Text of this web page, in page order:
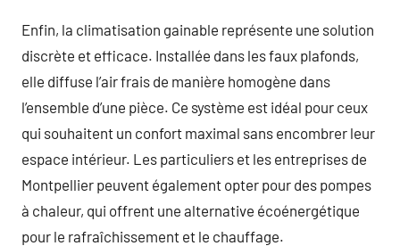
Enfin, la climatisation gainable représente une solution
discrète et efficace. Installée dans les faux plafonds,
elle diffuse l’air frais de manière homogène dans
l’ensemble d’une pièce. Ce système est idéal pour ceux
qui souhaitent un confort maximal sans encombrer leur
espace intérieur. Les particuliers et les entreprises de
Montpellier peuvent également opter pour des pompes
à chaleur, qui offrent une alternative écoénergétique
pour le rafraîchissement et le chauffage.